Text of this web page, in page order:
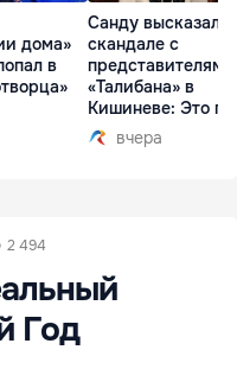
дома»
в
Санду
скандале с
представителями
«Талибана» в
Кишиневе: Это
вчера
2 494
Год